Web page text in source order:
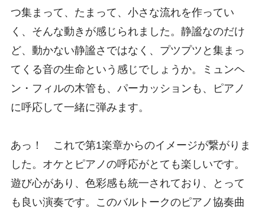
つ集まって、たまって、小さな流れを作ってい
く、そんな動きが感じられました。静謐なのだけ
ど、動かない静謐さではなく、プツプツと集まっ
てくる音の生命という感じでしょうか。ミュンヘ
ン・フィルの木管も、パーカッションも、ピアノ
に呼応して一緒に弾みます。
あっ！ これで第1楽章からのイメージが繋がりま
した。オケとピアノの呼応がとても楽しいです。
遊び心があり、色彩感も統一されており、とって
も良い演奏です。このバルトークのピアノ協奏曲